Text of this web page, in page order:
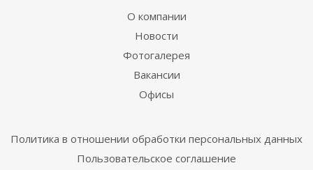
О компании
Новости
Фотогалерея
Вакансии
Офисы
Политика в отношении обработки персональных данных
Пользовательское соглашение